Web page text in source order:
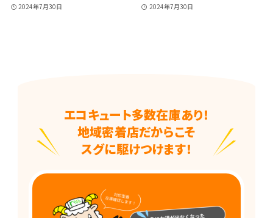
2024年7月30日 2024年7月30日
エコキュート多数在庫あり！
地域密着店だからこそ
スグに駆けつけます！